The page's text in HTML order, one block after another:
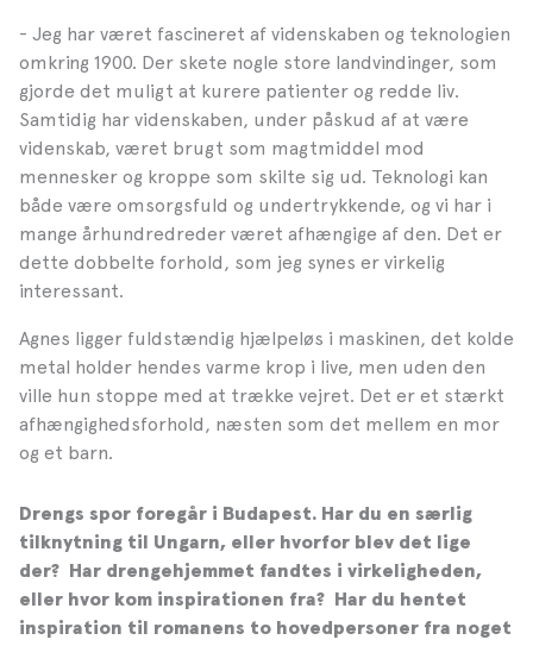
- Jeg har været fascineret af videnskaben og teknologien
omkring 1900. Der skete nogle store landvindinger, som
gjorde det muligt at kurere patienter og redde liv.
Samtidig har videnskaben, under påskud af at være
videnskab, været brugt som magtmiddel mod
mennesker og kroppe som skilte sig ud. Teknologi kan
både være omsorgsfuld og undertrykkende, og vi har i
mange århundredreder været afhængige af den. Det er
dette dobbelte forhold, som jeg synes er virkelig
interessant.
Agnes ligger fuldstændig hjælpeløs i maskinen, det kolde
metal holder hendes varme krop i live, men uden den
ville hun stoppe med at trække vejret. Det er et stærkt
afhængighedsforhold, næsten som det mellem en mor
og et barn.
Drengs spor foregår i Budapest. Har du en særlig
tilknytning til Ungarn, eller hvorfor blev det lige
der? Har drengehjemmet fandtes i virkeligheden,
eller hvor kom inspirationen fra? Har du hentet
inspiration til romanens to hovedpersoner fra noget